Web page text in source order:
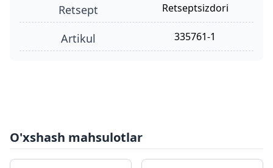
retsept retseptsizdori
Artikul 335761-1
O'xshash mahsulotlar